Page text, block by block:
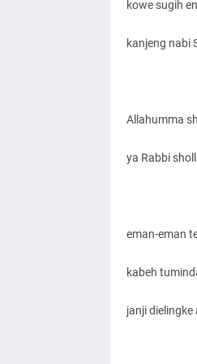
kowe sugih
kanjeng nabi
Allahumma
ya Rabbi
eman-eman
kabeh
janji